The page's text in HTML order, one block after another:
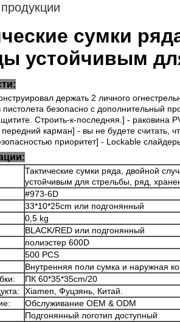
сумки
устойчивым
держать 2 личного
безопасно с дополнительный
Строить-к-последняя.] - раковина
карман] - вы не будете считать,
приоритет] - Lockable
Тактические сумки ряда, двойной
устойчивым для стрельбы, ряд,
#973-6D
33*10*25cm или подгонянный
0,5 kg
BLACK/RED или подгонянный
полиэстер 600D
500 PCS
Внутренняя поли сумка и наружная
ПК 60*35*35cm/20
Xiamen, Фуцзянь, Китай.
Обслуживание OEM & ODM
Подгонянный логотип доступный